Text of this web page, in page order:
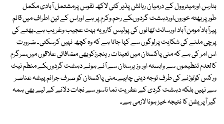
بنارس اورمیٹروول کے درمیان رہائش پذیر کئی لاکھ نفوس پرمشتمل آبادی مکمل
طورپربھتہ خوروںاوردہشت گردوںکے رحم وکرم پر ہے اوراس کے تین اطراف میں قائم
پیرآباد'مومن آباد اورسائٹ تھانوں کی پولیس کارویہ بہت عجیب وغریب ہے۔بھتے کی
پرچی ملنے کی شکایت پرلوگوں سے کہا جاتا ہے کہ وہ کچھ نہیں کرسکتی۔ ضرورت
اس امر کی ہے کہ منی پاکستان میں تعینات رینجرزکوبھی مضافاتی علاقوں میںسرگرم
کالعدم تنظیموں سے وابستہ اور وزیرستان سے آئے ہوئے دہشت گردوںکے منظم نیٹ
ورکس کوتوڑنے کی طرف توجہ دینی چاہیے۔منی پاکستان کو صرف جرائم پیشہ عناصر
سے نہیں بلکہ دہشت گردی کے عفریت نما ناسور سے نجات دلانے کے لیے بھی ہمہ
گیر آپریشن کا نتیجہ خیز ہونا لازمی ہے۔